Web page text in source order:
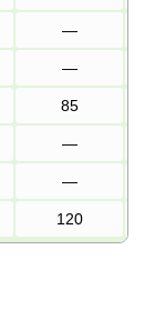
—
—
85
—
—
120